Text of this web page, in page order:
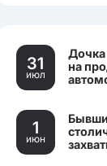
31
июл
на
1
июн